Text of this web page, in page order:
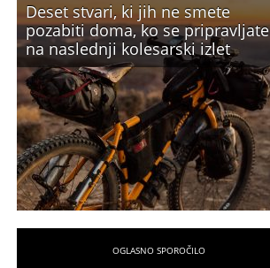
Deset stvari, ki jih ne smete
pozabiti doma, ko se pripravljate
na naslednji kolesarski izlet